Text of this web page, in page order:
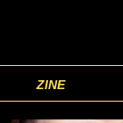
ZINE